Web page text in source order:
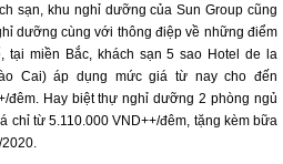
sạn, khu nghỉ dưỡng của Sun Group cũng
dưỡng cùng với thông điệp về những điểm
tại miền Bắc, khách sạn 5 sao Hotel de la
Cai) áp dụng mức giá từ nay cho đến
đêm. Hay biệt thự nghỉ dưỡng 2 phòng ngủ
chỉ từ 5.110.000 VND++/đêm, tặng kèm bữa